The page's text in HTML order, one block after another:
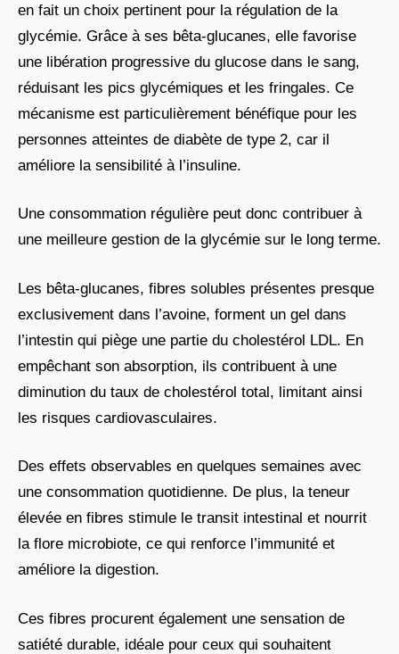
en fait un choix pertinent pour la régulation de la
glycémie. Grâce à ses bêta-glucanes, elle favorise
une libération progressive du glucose dans le sang,
réduisant les pics glycémiques et les fringales. Ce
mécanisme est particulièrement bénéfique pour les
personnes atteintes de diabète de type 2, car il
améliore la sensibilité à l’insuline.
Une consommation régulière peut donc contribuer à
une meilleure gestion de la glycémie sur le long terme.
Les bêta-glucanes, fibres solubles présentes presque
exclusivement dans l’avoine, forment un gel dans
l’intestin qui piège une partie du cholestérol LDL. En
empêchant son absorption, ils contribuent à une
diminution du taux de cholestérol total, limitant ainsi
les risques cardiovasculaires.
Des effets observables en quelques semaines avec
une consommation quotidienne. De plus, la teneur
élevée en fibres stimule le transit intestinal et nourrit
la flore microbiote, ce qui renforce l’immunité et
améliore la digestion.
Ces fibres procurent également une sensation de
satiété durable, idéale pour ceux qui souhaitent